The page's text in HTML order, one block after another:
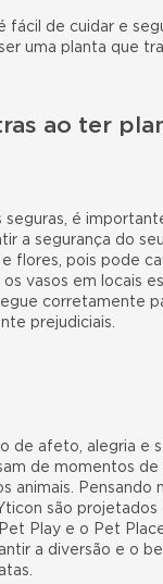
fácil de cuidar e
uma planta que
ao ter
seguras, é
a segurança do
flores, pois pode
vasos em locais
corretamente
prejudiciais.
de afeto, alegria e
de momentos de
animais. Pensando
são projetados
Play e o Pet
a diversão e o